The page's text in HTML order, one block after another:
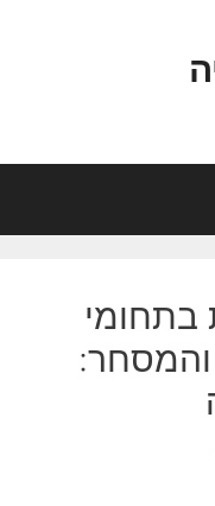
בתחומי
והמסחר: